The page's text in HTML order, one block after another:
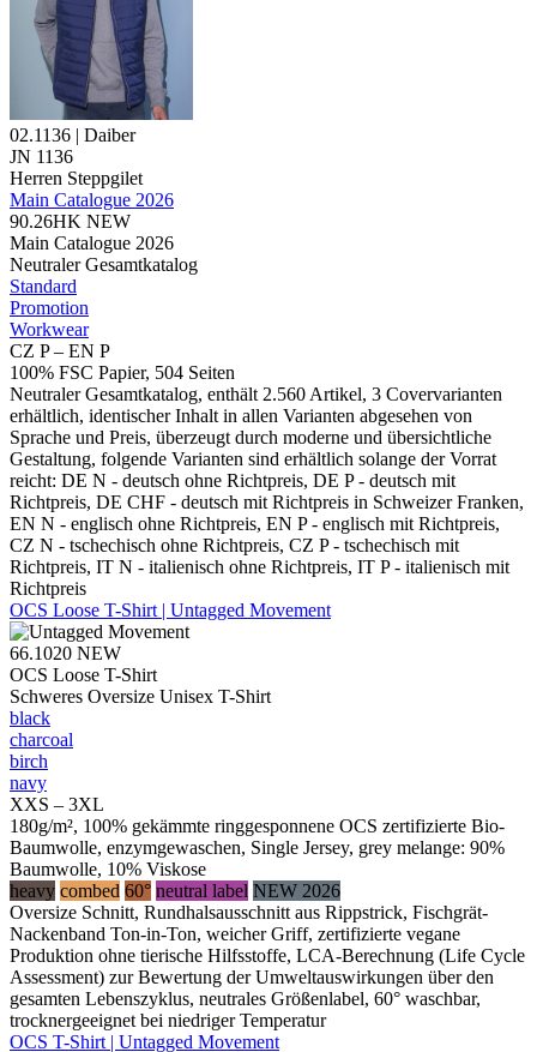
02.1136 | Daiber
JN 1136
Herren Steppgilet
Main Catalogue 2026
90.26HK NEW
Main Catalogue 2026
Neutraler Gesamtkatalog
Standard
Promotion
Workwear
CZ P – EN P
100% FSC Papier, 504 Seiten
Neutraler Gesamtkatalog, enthält 2.560 Artikel, 3 Covervarianten
erhältlich, identischer Inhalt in allen Varianten abgesehen von
Sprache und Preis, überzeugt durch moderne und übersichtliche
Gestaltung, folgende Varianten sind erhältlich solange der Vorrat
reicht: DE N - deutsch ohne Richtpreis, DE P - deutsch mit
Richtpreis, DE CHF - deutsch mit Richtpreis in Schweizer Franken,
EN N - englisch ohne Richtpreis, EN P - englisch mit Richtpreis,
CZ N - tschechisch ohne Richtpreis, CZ P - tschechisch mit
Richtpreis, IT N - italienisch ohne Richtpreis, IT P - italienisch mit
Richtpreis
OCS Loose T-Shirt | Untagged Movement
66.1020 NEW
OCS Loose T-Shirt
Schweres Oversize Unisex T-Shirt
black
charcoal
birch
navy
XXS – 3XL
180g/m², 100% gekämmte ringgesponnene OCS zertifizierte Bio-
Baumwolle, enzymgewaschen, Single Jersey, grey melange: 90%
Baumwolle, 10% Viskose
heavy combed 60° neutral label NEW 2026
Oversize Schnitt, Rundhalsausschnitt aus Rippstrick, Fischgrät-
Nackenband Ton-in-Ton, weicher Griff, zertifizierte vegane
Produktion ohne tierische Hilfsstoffe, LCA-Berechnung (Life Cycle
Assessment) zur Bewertung der Umweltauswirkungen über den
gesamten Lebenszyklus, neutrales Größenlabel, 60° waschbar,
trocknergeeignet bei niedriger Temperatur
OCS T-Shirt | Untagged Movement